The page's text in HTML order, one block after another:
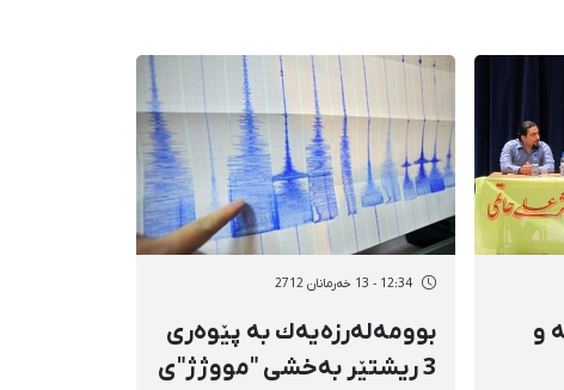
و
12:34 - 13 خەرمانان 2712
بوومەلەرزەیەك بە پێوەری
3 ریشتێر بەخشی "مووژژ"ی